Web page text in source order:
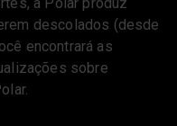
descolados (desde
encontrará as
sobre